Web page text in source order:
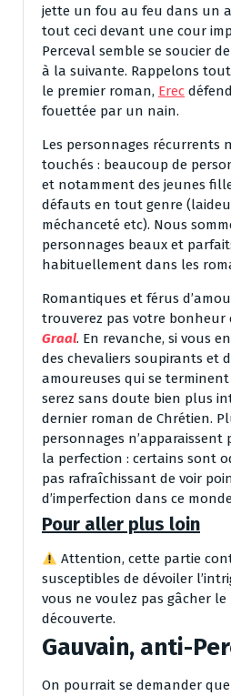
jette un fou au feu dans un
tout ceci devant une cour
Perceval semble se soucier
à la suivante. Rappelons
le premier roman, Erec
fouettée par un nain.
Les personnages récurrents
touchés : beaucoup de
et notamment des jeunes
défauts en tout genre
méchanceté etc). Nous
personnages beaux et
habituellement dans les
Romantiques et férus
trouverez pas votre bonheur
Graal. En revanche, si vous
des chevaliers soupirants et
amoureuses qui se
serez sans doute bien plus
dernier roman de Chrétien.
personnages
la perfection : certains sont
pas rafraîchissant de voir
d’imperfection dans ce
Pour aller plus loin
Attention, cette partie
susceptibles de dévoiler
vous ne voulez pas gâcher le
découverte.
Gauvain, anti-
On pourrait se demander